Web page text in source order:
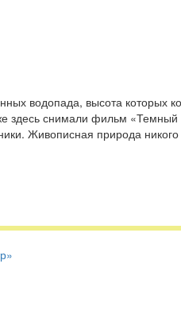
водопада, высота которых
здесь снимали фильм
Живописная природа